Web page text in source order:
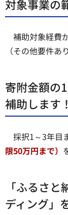
対象事業の
補助対象経費
（その他要件あり
寄附金額の
補助します！
採択1～3年目
限50万円まで）
「ふるさ
ディング」